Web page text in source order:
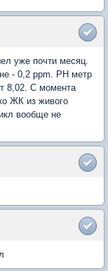
уже почти месяц.
- 0,2 ppm. PH метр
8,02. С момента
ЖК из живого
вообще не